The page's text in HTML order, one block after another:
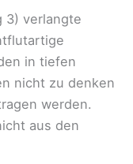
3) verlangte
in tiefen
nicht zu denken
werden.
aus den